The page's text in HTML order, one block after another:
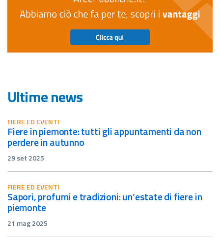
Ultime news
FIERE ED EVENTI
fiere in piemonte: tutti gli appuntamenti da non
perdere in autunno
29 set 2025
FIERE ED EVENTI
sapori, profumi e tradizioni: un’estate di fiere in
piemonte
21 mag 2025